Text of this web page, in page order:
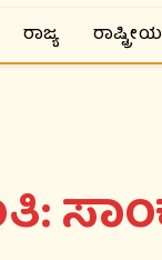
ರಾಜ್ಯ ರಾಷ್ಟ್ರೀಯ